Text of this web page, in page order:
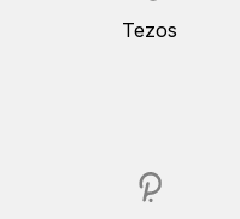
Tezos